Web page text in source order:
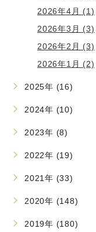
2026年4月 (1)
2026年3月 (3)
2026年2月 (3)
2026年1月 (2)
2025年 (16)
2024年 (10)
2023年 (8)
2022年 (19)
2021年 (33)
2020年 (148)
2019年 (180)